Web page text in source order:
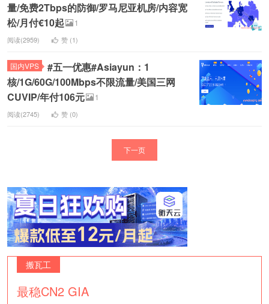
量/免费2Tbps的防御/罗马尼亚机房/内容宽
松/月付€10起
1
阅读(2959) 赞 (1)
国内VPS
#五一优惠#Asiayun：1
核/1G/60G/100Mbps不限流量/美国三网
CUVIP/年付106元
1
阅读(2745) 赞 (0)
下一页
搬瓦工
最稳CN2 GIA